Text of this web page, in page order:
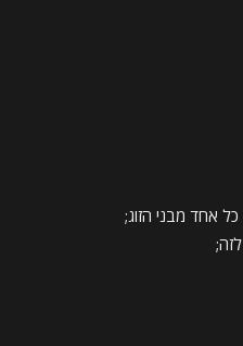
אחד מבני הזוג;